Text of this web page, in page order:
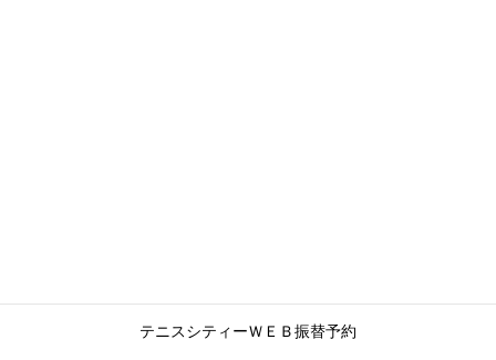
テニスシティーＷＥＢ振替予約